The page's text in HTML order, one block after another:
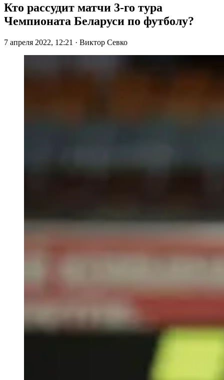
Кто рассудит матчи 3-го тура
Чемпионата Беларуси по футболу?
7 апреля 2022, 12:21 · Виктор Севко